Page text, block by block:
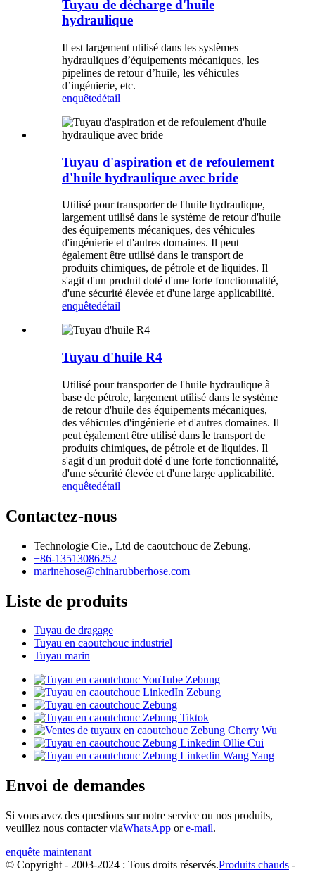
Tuyau de décharge d'huile
hydraulique
Il est largement utilisé dans les systèmes
hydrauliques d’équipements mécaniques, les
pipelines de retour d’huile, les véhicules
d’ingénierie, etc.
enquêtedétail
Tuyau d'aspiration et de refoulement
d'huile hydraulique avec bride
Utilisé pour transporter de l'huile hydraulique,
largement utilisé dans le système de retour d'huile
des équipements mécaniques, des véhicules
d'ingénierie et d'autres domaines. Il peut
également être utilisé dans le transport de
produits chimiques, de pétrole et de liquides. Il
s'agit d'un produit doté d'une forte fonctionnalité,
d'une sécurité élevée et d'une large applicabilité.
enquêtedétail
Tuyau d'huile R4
Utilisé pour transporter de l'huile hydraulique à
base de pétrole, largement utilisé dans le système
de retour d'huile des équipements mécaniques,
des véhicules d'ingénierie et d'autres domaines. Il
peut également être utilisé dans le transport de
produits chimiques, de pétrole et de liquides. Il
s'agit d'un produit doté d'une forte fonctionnalité,
d'une sécurité élevée et d'une large applicabilité.
enquêtedétail
Contactez-nous
Technologie Cie., Ltd de caoutchouc de Zebung.
+86-13513086252
marinehose@chinarubberhose.com
Liste de produits
Tuyau de dragage
Tuyau en caoutchouc industriel
Tuyau marin
Envoi de demandes
Si vous avez des questions sur notre service ou nos produits,
veuillez nous contacter viaWhatsApp ore-mail.
enquête maintenant
© Copyright - 2003-2024 : Tous droits réservés.Produits chauds -